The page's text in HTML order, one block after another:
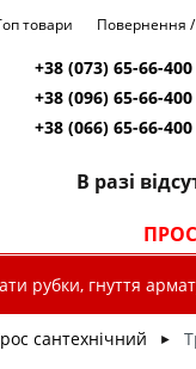
товари Повернення
+38 (073) 65-66-400
+38 (096) 65-66-400
+38 (066) 65-66-400
В разі
рубки, гнуття
сантехнічний ►